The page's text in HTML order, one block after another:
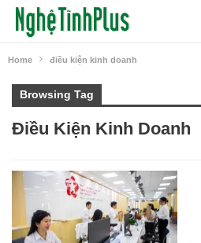
Home điều kiện kinh doanh
Browsing Tag
Điều Kiện Kinh Doanh